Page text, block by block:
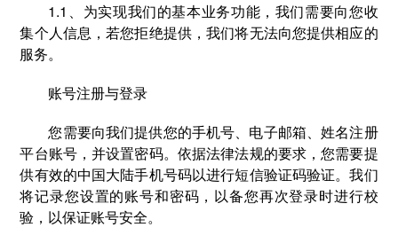
1.1、为实现我们的基本业务功能，我们需要向您收
集个人信息，若您拒绝提供，我们将无法向您提供相应的
服务。
账号注册与登录
您需要向我们提供您的手机号、电子邮箱、姓名注册
平台账号，并设置密码。依据法律法规的要求，您需要提
供有效的中国大陆手机号码以进行短信验证码验证。我们
将记录您设置的账号和密码，以备您再次登录时进行校
验，以保证账号安全。